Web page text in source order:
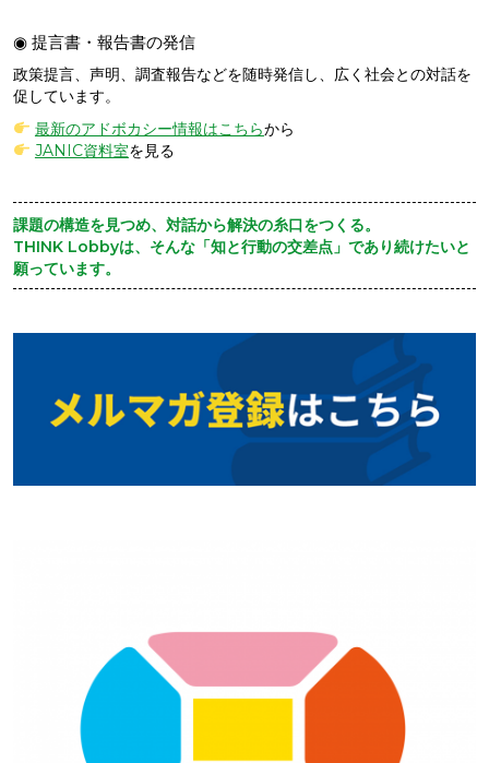
◉ 提言書・報告書の発信
政策提言、声明、調査報告などを随時発信し、広く社会との対話を
促しています。
最新のアドボカシー情報はこちらから
JANIC資料室を見る
課題の構造を見つめ、対話から解決の糸口をつくる。
THINK Lobbyは、そんな「知と行動の交差点」であり続けたいと
願っています。